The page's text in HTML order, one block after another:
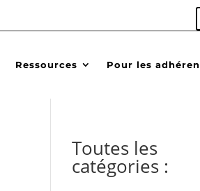
Ressources Pour les
Toutes les
catégories :